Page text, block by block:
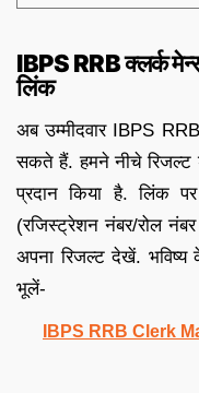
IBPS RRB क्लर्क
लिंक
अब उम्मीदवार IBPS
सकते हैं. हमने नीचे रिजल्ट
प्रदान किया है. लिंक
(रजिस्ट्रेशन नंबर/रोल
अपना रिजल्ट देखें.
भूलें-
IBPS RRB Clerk